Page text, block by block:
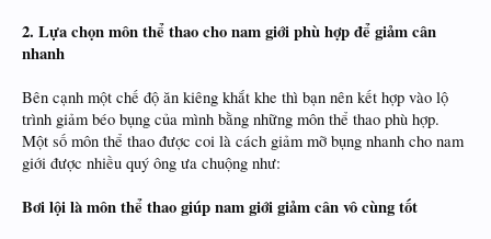
2. Lựa chọn môn thể thao cho nam giới phù hợp để giảm cân
nhanh
Bên cạnh một chế độ ăn kiêng khắt khe thì bạn nên kết hợp vào lộ
trình giảm béo bụng của mình bằng những môn thể thao phù hợp.
Một số môn thể thao được coi là cách giảm mỡ bụng nhanh cho nam
giới được nhiều quý ông ưa chuộng như:
Bơi lội là môn thể thao giúp nam giới giảm cân vô cùng tốt